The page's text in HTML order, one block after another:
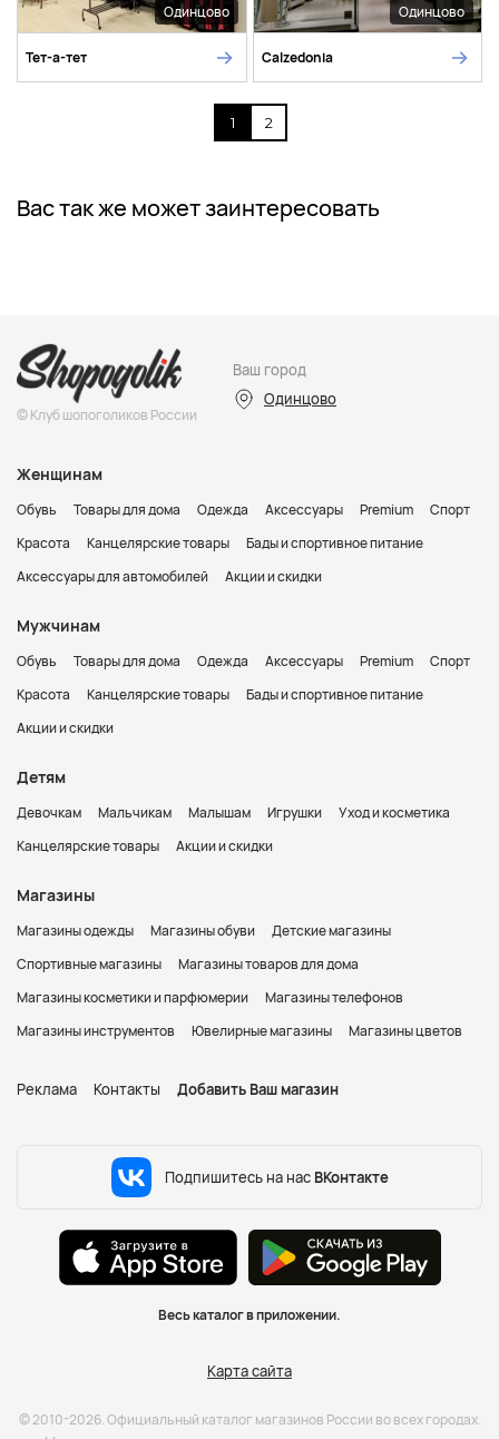
Одинцово
Тет-а-тет
Одинцово
Calzedonia
1 2
Вас так же может заинтересовать
© Клуб шопоголиков России
Ваш город
Одинцово
Женщинам
Обувь Товары для дома Одежда Аксессуары Premium
Спорт
Красота
Канцелярские товары
Бады и спортивное питание
Аксессуары для автомобилей
Акции и скидки
Мужчинам
Обувь Товары для дома Одежда Аксессуары Premium
Спорт
Красота
Канцелярские товары
Бады и спортивное питание
Акции и скидки
Детям
Девочкам Мальчикам Малышам Игрушки
Уход и косметика
Канцелярские товары
Акции и скидки
Магазины
Магазины одежды Магазины обуви
Детские магазины
Спортивные магазины
Магазины товаров для дома
Магазины косметики и парфюмерии
Магазины телефонов
Магазины инструментов
Ювелирные магазины Магазины цветов
Реклама Контакты Добавить Ваш магазин
Подпишитесь на нас ВКонтакте
Весь каталог в приложении.
Карта сайта
© 2010-2026. Официальный каталог магазинов России во всех городах.